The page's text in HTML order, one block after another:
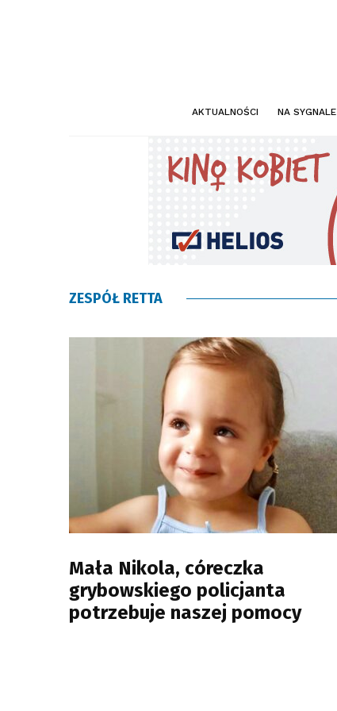
AKTUALNOŚCI NA SYGNALE
ZESPÓŁ RETTA
Mała Nikola, córeczka
grybowskiego policjanta
potrzebuje naszej pomocy